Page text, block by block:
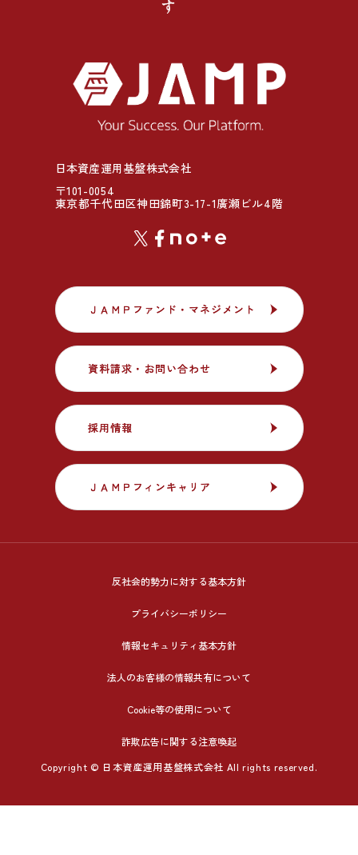
日本資産運用基盤株式会社
〒101-0054
東京都千代田区神田錦町3-17-1廣瀬ビル4階
ＪＡＭＰファンド・マネジメント
ＪＡＭＰファンド・マネジメント
資料請求・お問い合わせ
資料請求・お問い合わせ
採用情報
採用情報
ＪＡＭＰフィンキャリア
ＪＡＭＰフィンキャリア
反社会的勢力に対する基本方針
プライバシーポリシー
情報セキュリティ基本方針
法人のお客様の情報共有について
Cookie等の使用について
詐欺広告に関する注意喚起
Copyright © 日本資産運用基盤株式会社 All rights reserved.